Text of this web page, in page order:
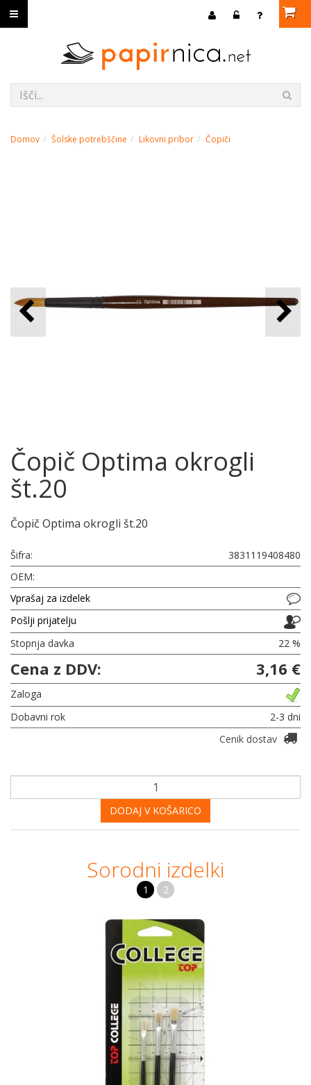
Domov Šolske potrebščine Likovni pribor Čopiči
Čopič Optima okrogli
št.20
Čopič Optima okrogli št.20
Šifra:
3831119408480
OEM:
Vprašaj za izdelek
Pošlji prijatelju
Stopnja davka
22 %
Cena z DDV: 3,16 €
Zaloga
Dobavni rok
2-3 dni
Cenik dostav
DODAJ V KOŠARICO
Sorodni izdelki
1 2